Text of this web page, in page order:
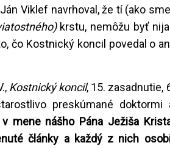
Viklef navrhoval, že tí (ako
krstu, nemôžu byť
čo Kostnický koncil povedal o
Kostnický koncil, 15. zasadnutie,
preskúmané
v mene nášho Pána Ježiša
články a každý z nich